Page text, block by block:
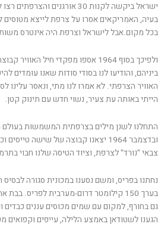
ישראל ביקשה לקנות 30 אורגנים
בעיה, האמריקאים אסרו על צרפת לייצא מטוסים
בכל מקום.אבל לישראל וצרפת היה אינטרס
ולפיכך בסוף 1964 אספו מפקדי חיל
ביניהם, והודיעו לנו בסודי סודות שאנו עומדים
האוויר הצרפתי. לא אמרו לנו מתי, ונאסר
הייתי באותה עת צעיר, נשוי חדש עם תינוק קטן.
התחלנו לשנן מילים בצרפתית המשמשות בעולם
צבאי "נורד" לצרפת, וציוד הטיסה שלנו חבוי
נחתנו בפריס, ומשם נסענו במכונית סגורה
בערך 150 קילומטר דרום-מערבית לפריס.
גם בחורף, למקום עם שמים מכוסים עננים כבדים
הגענו לשטודאן באמצע הלילה, עייפים וקפואים